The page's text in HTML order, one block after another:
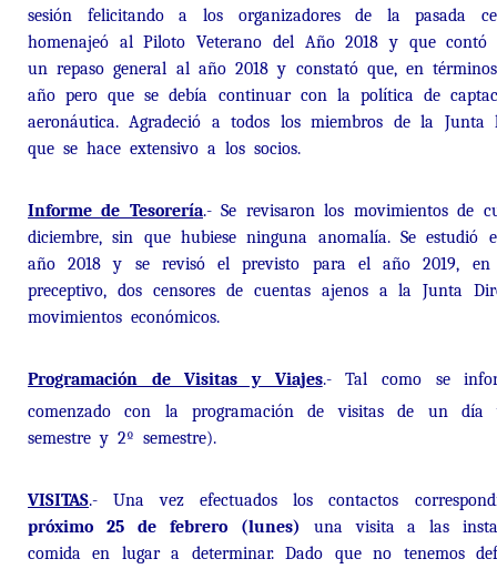
sesión felicitando a los organizadores de la pasada
homenajeó al Piloto Veterano del Año 2018 y que contó
un repaso general al año 2018 y constató que, en
año pero que se debía continuar con la política de
aeronáutica. Agradeció a todos los miembros de la Junta
que se hace extensivo a los socios.
Informe de Tesorería.- Se revisaron los movimientos de
diciembre, sin que hubiese ninguna anomalía. Se estudió
año 2018 y se revisó el previsto para el año 2019, en
preceptivo, dos censores de cuentas ajenos a la Junta
movimientos económicos.
Programación de Visitas y Viajes.- Tal como se
comenzado con la programación de visitas de un
semestre y 2º semestre).
VISITAS.- Una vez efectuados los contactos
próximo 25 de febrero (lunes) una visita a las
comida en lugar a determinar. Dado que no tenemos